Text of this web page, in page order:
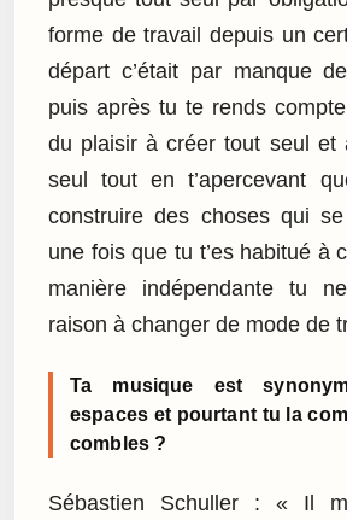
forme de travail depuis un
départ c’était par manque
puis après tu te rends
du plaisir à créer tout seul et
seul tout en t’apercevant
construire des choses qui
une fois que tu t’es habitué à
manière indépendante tu
raison à changer de mode de
Ta musique est
espaces et pourtant tu la
combles ?
Sébastien Schuller : « Il